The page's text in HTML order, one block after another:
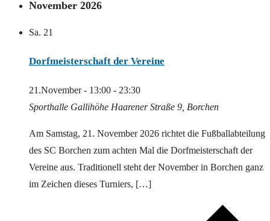
November 2026
Sa. 21
Dorfmeisterschaft der Vereine
21.November - 13:00 - 23:30
Sporthalle Gallihöhe Haarener Straße 9, Borchen
Am Samstag, 21. November 2026 richtet die Fußballabteilung
des SC Borchen zum achten Mal die Dorfmeisterschaft der
Vereine aus. Traditionell steht der November in Borchen ganz
im Zeichen dieses Turniers, […]